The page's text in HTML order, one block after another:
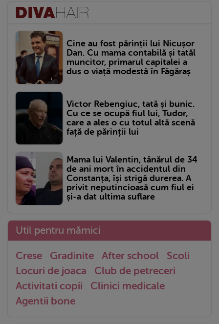
Cine au fost părinții lui Nicușor
Dan. Cu mama contabilă și tatăl
muncitor, primarul capitalei a
dus o viață modestă în Făgăraș
Victor Rebengiuc, tată și bunic.
Cu ce se ocupă fiul lui, Tudor,
care a ales o cu totul altă scenă
față de părinții lui
Mama lui Valentin, tânărul de 34
de ani mort în accidentul din
Constanța, își strigă durerea. A
privit neputincioasă cum fiul ei
și-a dat ultima suflare
Util pentru mămici
Crese Gradinite After school
Scoli
Locuri de joaca
Club de petreceri
Activitati copii
Clinici medicale
Agentii bone